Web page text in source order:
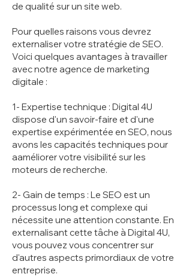
de qualité sur un site web.
Pour quelles raisons vous devrez
externaliser votre stratégie de SEO.
Voici quelques avantages à travailler
avec notre agence de marketing
digitale :
1- Expertise technique : Digital 4U
dispose d'un savoir-faire et d'une
expertise expérimentée en SEO, nous
avons les capacités techniques pour
aaméliorer votre visibilité sur les
moteurs de recherche.
2- Gain de temps : Le SEO est un
processus long et complexe qui
nécessite une attention constante. En
externalisant cette tâche à Digital 4U,
vous pouvez vous concentrer sur
d'autres aspects primordiaux de votre
entreprise.